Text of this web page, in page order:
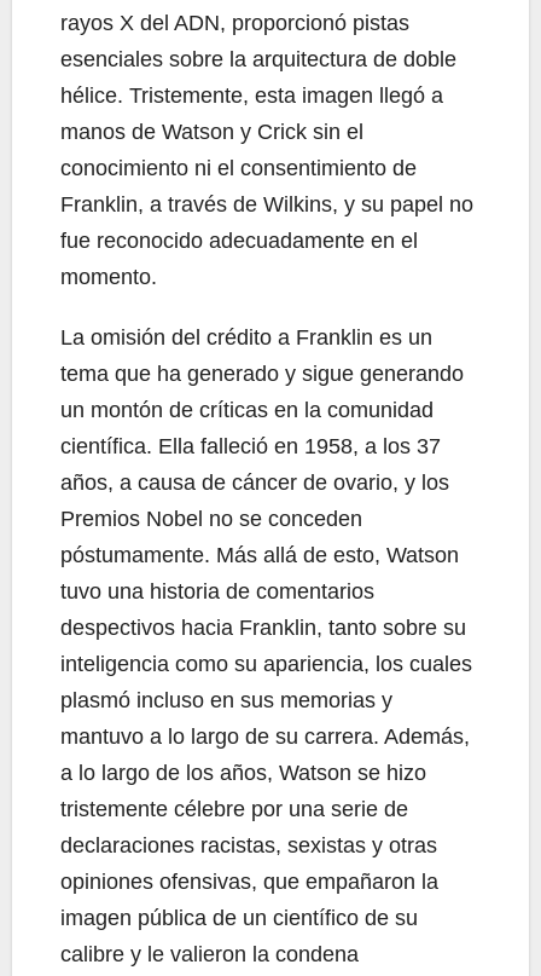
rayos X del ADN, proporcionó pistas
esenciales sobre la arquitectura de doble
hélice. Tristemente, esta imagen llegó a
manos de Watson y Crick sin el
conocimiento ni el consentimiento de
Franklin, a través de Wilkins, y su papel no
fue reconocido adecuadamente en el
momento.
La omisión del crédito a Franklin es un
tema que ha generado y sigue generando
un montón de críticas en la comunidad
científica. Ella falleció en 1958, a los 37
años, a causa de cáncer de ovario, y los
Premios Nobel no se conceden
póstumamente. Más allá de esto, Watson
tuvo una historia de comentarios
despectivos hacia Franklin, tanto sobre su
inteligencia como su apariencia, los cuales
plasmó incluso en sus memorias y
mantuvo a lo largo de su carrera. Además,
a lo largo de los años, Watson se hizo
tristemente célebre por una serie de
declaraciones racistas, sexistas y otras
opiniones ofensivas, que empañaron la
imagen pública de un científico de su
calibre y le valieron la condena